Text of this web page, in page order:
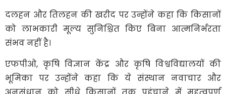
दलहन और तिलहन की खरीद पर उन्होंने कहा कि किसानों
को लाभकारी मूल्य सुनिश्चित किए बिना आत्मनिर्भरता
संभव नहीं है।
एफपीओ, कृषि विज्ञान केंद्र और कृषि विश्वविद्यालयों की
भूमिका पर उन्होंने कहा कि ये संस्थान नवाचार और